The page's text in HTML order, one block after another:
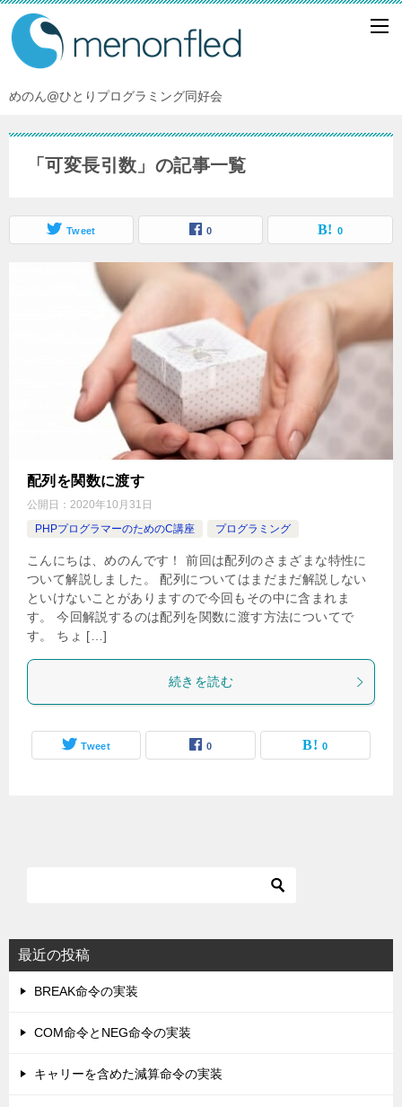
めのん@ひとりプログラミング同好会
「可変長引数」の記事一覧
Tweet 0 0
配列を関数に渡す
公開日： 2020年10月31日
PHPプログラマーのためのC講座
プログラミング
こんにちは、めのんです！ 前回は配列のさまざまな特性に
ついて解説しました。 配列についてはまだまだ解説しない
といけないことがありますので今回もその中に含まれま
す。 今回解説するのは配列を関数に渡す方法についてで
す。 ちょ […]
続きを読む
Tweet 0 0
最近の投稿
BREAK命令の実装
COM命令とNEG命令の実装
キャリーを含めた減算命令の実装